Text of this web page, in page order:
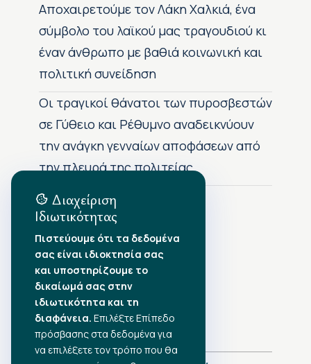
Αποχαιρετούμε τον Λάκη Χαλκιά, ένα
σύμβολο του λαϊκού μας τραγουδιού κι
έναν άνθρωπο με βαθιά κοινωνική και
πολιτική συνείδηση
Οι τραγικοί θάνατοι των πυροσβεστών
σε Γύθειο και Ρέθυμνο αναδεικνύουν
την ανάγκη γενναίων αποφάσεων από
την πλευρά της πολιτείας
Αρχείο Δημοσιεύσεων
•Αύγουστος 2026
•Ιούλιος 2026
•Ιούνιος 2026
•Μάιος 2026
•Απρίλιος 2026
•Μάρτιος 2026
Διαχείριση
Ιδιωτικότητας
Πιστεύουμε ότι τα δεδομένα
σας είναι ιδιοκτησία σας
και υποστηρίζουμε το
δικαίωμά σας στην
ιδιωτικότητα και τη
διαφάνεια. Επιλέξτε Επίπεδο
πρόσβασης στα δεδομένα για
να επιλέξετε τον τρόπο που θα